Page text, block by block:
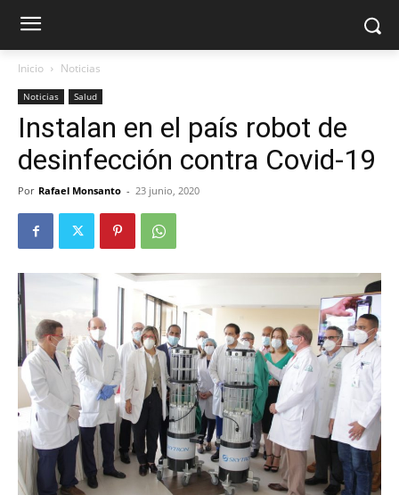
Inicio Noticias
Noticias Salud
Instalan en el país robot de
desinfección contra Covid-19
Por Rafael Monsanto - 23 junio, 2020